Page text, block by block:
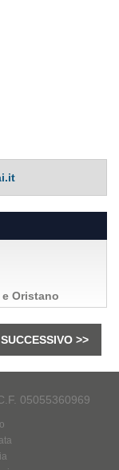
Oristano
>>
05055360969